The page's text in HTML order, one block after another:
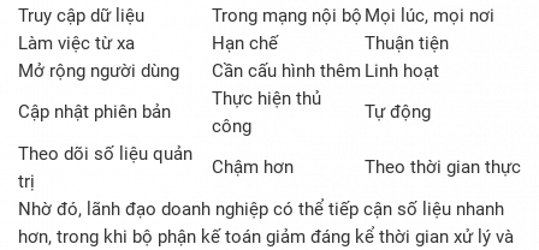
Truy cập dữ liệu
Trong mạng nội bộ Mọi lúc, mọi nơi
Làm việc từ xa
Hạn chế
Thuận tiện
Mở rộng người dùng
Cần cấu hình thêm Linh hoạt
Cập nhật phiên bản
Thực hiện thủ
công
Tự động
Theo dõi số liệu quản
trị
Chậm hơn
Theo thời gian thực
Nhờ đó, lãnh đạo doanh nghiệp có thể tiếp cận số liệu nhanh
hơn, trong khi bộ phận kế toán giảm đáng kể thời gian xử lý và